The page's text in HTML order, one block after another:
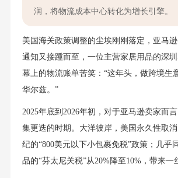
润，将物流成本中心转化为增长引擎。
美国海关政策调整的尘埃刚刚落定，亚马
通知又接踵而至，一位主营家居用品的深
幕上的物流账单苦笑：“这年头，做跨境生
华尔兹。”
2025年底到2026年初，对于亚马逊卖家而
集更迭的时期。大洋彼岸，美国永久性取
纪的“800美元以下小包裹免税”政策；几乎
品的“芬太尼关税”从20%降至10%，带来一